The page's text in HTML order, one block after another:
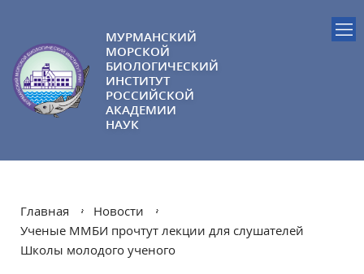
МУРМАНСКИЙ
МОРСКОЙ
БИОЛОГИЧЕСКИЙ
ИНСТИТУТ
РОССИЙСКОЙ
АКАДЕМИИ
НАУК
Главная
Новости
Ученые ММБИ прочтут лекции для слушателей
Школы молодого ученого